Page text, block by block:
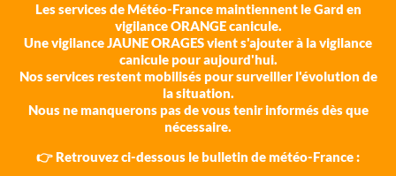
Les services de Météo-France maintiennent le Gard en
vigilance ORANGE canicule.
Une vigilance JAUNE ORAGES vient s'ajouter à la vigilance
canicule pour aujourd'hui.
Nos services restent mobilisés pour surveiller l'évolution de
la situation.
Nous ne manquerons pas de vous tenir informés dès que
nécessaire.
👉 Retrouvez ci-dessous le bulletin de météo-France :